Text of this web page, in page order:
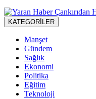
KATEGORİLER
Manşet
Gündem
Sağlık
Ekonomi
Politika
Eğitim
Teknoloji